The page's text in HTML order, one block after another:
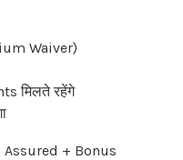
Waiver)
मिलते रहेंगे
Assured + Bonus